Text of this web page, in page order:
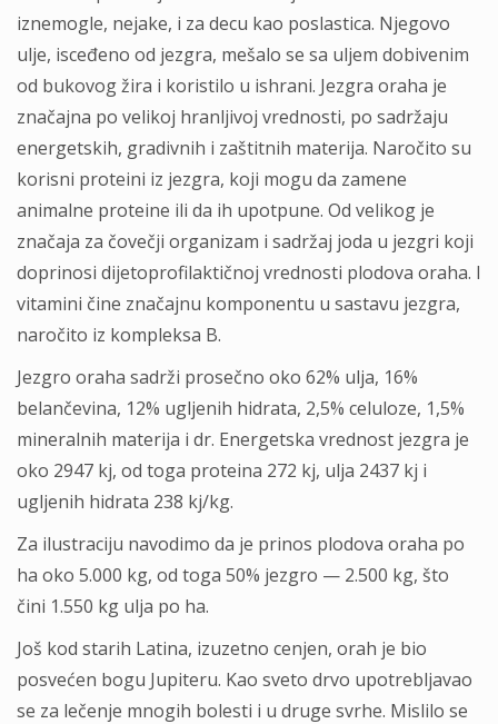
iznemogle, nejake, i za decu kao poslastica. Njegovo
ulje, isceđeno od jezgra, mešalo se sa uljem dobivenim
od bukovog žira i koristilo u ishrani. Jezgra oraha je
značajna po velikoj hranljivoj vrednosti, po sadržaju
energetskih, gradivnih i zaštitnih materija. Naročito su
korisni proteini iz jezgra, koji mogu da zamene
animalne proteine ili da ih upotpune. Od velikog je
značaja za čovečji organizam i sadržaj joda u jezgri koji
doprinosi dijetoprofilaktičnoj vrednosti plodova oraha. I
vitamini čine značajnu komponentu u sastavu jezgra,
naročito iz kompleksa B.
Jezgro oraha sadrži prosečno oko 62% ulja, 16%
belančevina, 12% ugljenih hidrata, 2,5% celuloze, 1,5%
mineralnih materija i dr. Energetska vrednost jezgra je
oko 2947 kj, od toga proteina 272 kj, ulja 2437 kj i
ugljenih hidrata 238 kj/kg.
Za ilustraciju navodimo da je prinos plodova oraha po
ha oko 5.000 kg, od toga 50% jezgro — 2.500 kg, što
čini 1.550 kg ulja po ha.
Još kod starih Latina, izuzetno cenjen, orah je bio
posvećen bogu Jupiteru. Kao sveto drvo upotrebljavao
se za lečenje mnogih bolesti i u druge svrhe. Mislilo se